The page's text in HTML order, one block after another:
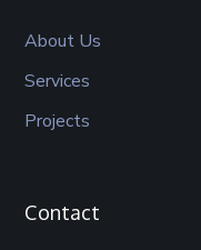
About Us
Services
Projects
Contact